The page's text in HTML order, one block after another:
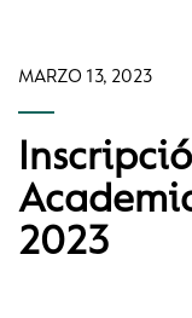
MARZO 13, 2023
2023